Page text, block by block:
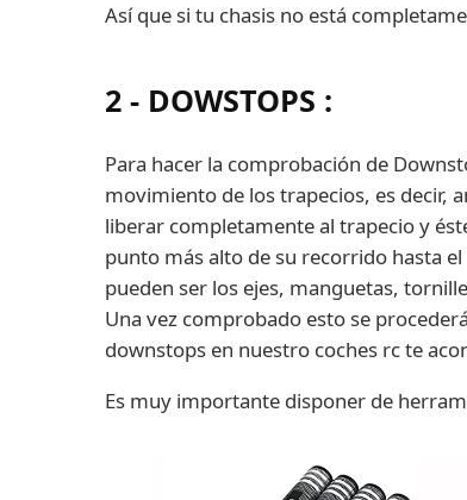
Así que si tu chasis no está
2 - DOWSTOPS :
Para hacer la comprobación de
movimiento de los trapecios, es decir,
liberar completamente al trapecio y
punto más alto de su recorrido hasta
pueden ser los ejes, manguetas,
Una vez comprobado esto se
downstops en nuestro coches rc te
Es muy importante disponer de